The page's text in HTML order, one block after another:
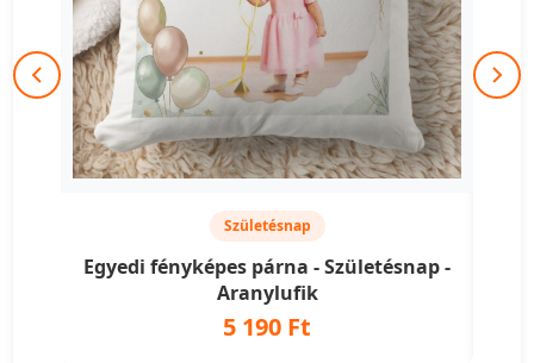
Születésnap
Egyedi fényképes párna - Születésnap -
Aranylufik
5 190 Ft